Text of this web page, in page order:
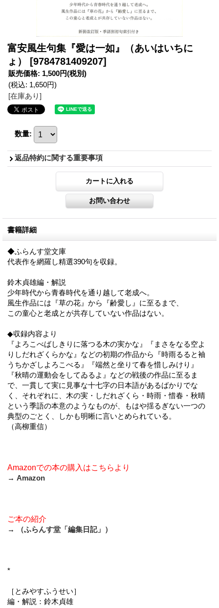
富安風生句集『愛は一如』（あいはいちに
ょ）
[9784781409207]
販売価格: 1,500円(税別)
(税込: 1,650円)
[在庫あり]
数量:
返品特約に関する重要事項
書籍詳細
◆ふらんす堂文庫
代表作を網羅し精選390句を収録。
鈴木貞雄編・解説
少年時代から青春時代を通り越して老成へ。
風生作品には『草の花』から『齢愛し』に至るまで、
この童心と老成とが共存していない作品はない。
◆収録内容より
『よろこべばしきりに落つる木の実かな』『まさをなる空よ
りしだれざくらかな』などの初期の作品から『時雨るると袖
うちかざしよろこべる』『端然と坐りて春を惜しみけり』
『秋晴の運動会をしてゐるよ』などの戦後の作品に至るま
で、一貫して実に見事な十七字の日本語があるばかりでな
く、それぞれに、木の実・しだれざくら・時雨・惜春・秋晴
という季語の本意のようなものが、もはや揺るぎない一つの
典型のごとく、しかも明晰に言いとめられている。
（高柳重信）
Amazonでの本の購入はこちらより
→ Amazon
ご本の紹介
→
（ふらんす堂「編集日記」）
*
［とみやすふうせい］
編・解説：鈴木貞雄